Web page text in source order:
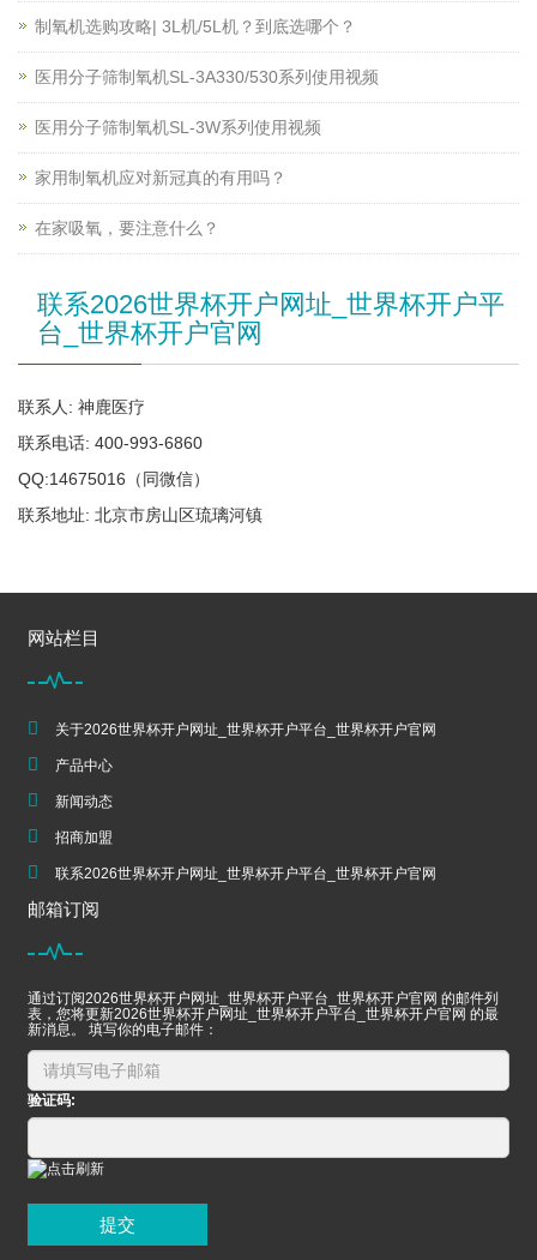
制氧机选购攻略| 3L机/5L机？到底选哪个？
医用分子筛制氧机SL-3A330/530系列使用视频
医用分子筛制氧机SL-3W系列使用视频
家用制氧机应对新冠真的有用吗？
在家吸氧，要注意什么？
联系2026世界杯开户网址_世界杯开户平
台_世界杯开户官网
联系人: 神鹿医疗
联系电话: 400-993-6860
QQ:14675016（同微信）
联系地址: 北京市房山区琉璃河镇
网站栏目
关于2026世界杯开户网址_世界杯开户平台_世界杯开户官网
产品中心
新闻动态
招商加盟
联系2026世界杯开户网址_世界杯开户平台_世界杯开户官网
邮箱订阅
通过订阅2026世界杯开户网址_世界杯开户平台_世界杯开户官网 的邮件列
表，您将更新2026世界杯开户网址_世界杯开户平台_世界杯开户官网 的最
新消息。 填写你的电子邮件：
验证码:
提交